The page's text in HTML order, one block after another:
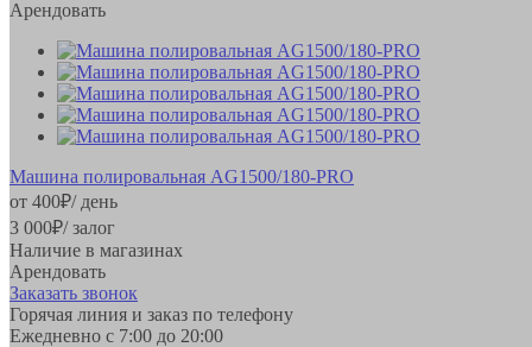
Арендовать
Машина полировальная AG1500/180-PRO
от 400₽/ день
3 000₽/ залог
Наличие в магазинах
Арендовать
Заказать звонок
Горячая линия и заказ по телефону
Ежедневно с 7:00 до 20:00